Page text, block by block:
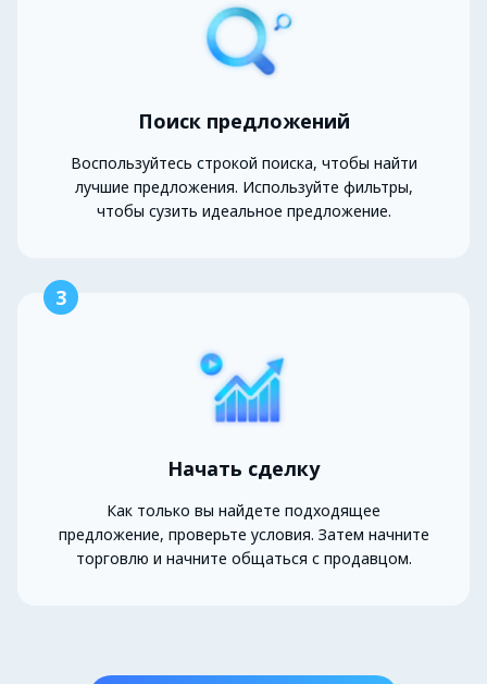
Поиск предложений
Воспользуйтесь строкой поиска, чтобы найти
лучшие предложения. Используйте фильтры,
чтобы сузить идеальное предложение.
3
Начать сделку
Как только вы найдете подходящее
предложение, проверьте условия. Затем начните
торговлю и начните общаться с продавцом.